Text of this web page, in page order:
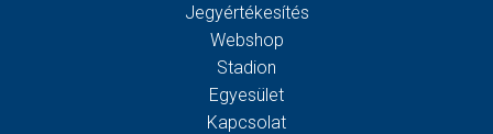
Jegyértékesítés
Webshop
Stadion
Egyesület
Kapcsolat